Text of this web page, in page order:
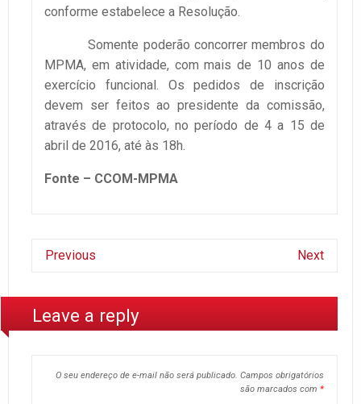
conforme estabelece a Resolução.
Somente poderão concorrer membros do
MPMA, em atividade, com mais de 10 anos de
exercício funcional. Os pedidos de inscrição
devem ser feitos ao presidente da comissão,
através de protocolo, no período de 4 a 15 de
abril de 2016, até às 18h.
Fonte – CCOM-MPMA
Previous Next
Leave a reply
O seu endereço de e-mail não será publicado. Campos obrigatórios
são marcados com *